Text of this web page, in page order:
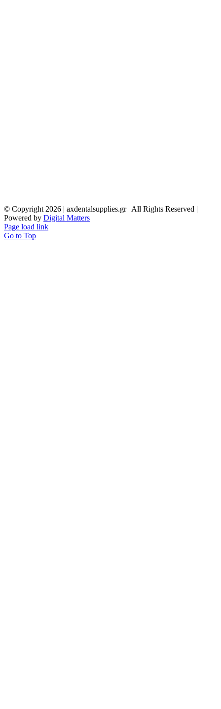
© Copyright 2026 | axdentalsupplies.gr | All Rights Reserved |
Powered by Digital Matters
Page load link
Go to Top